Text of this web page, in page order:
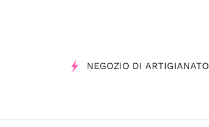
NEGOZIO DI ARTIGIANATO